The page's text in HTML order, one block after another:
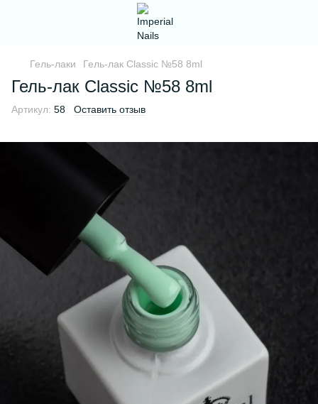
Гель-лаки Гель-лак Classic №58 8ml
Гель-лак Classic №58 8ml
Артикул: 58 Оставить отзыв